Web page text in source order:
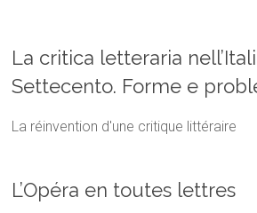
La critica letteraria
Settecento. Forme e
La réinvention d'une critique littéraire
L’Opéra en toutes lettres